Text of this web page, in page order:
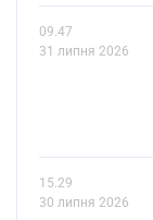
09.47
31 липня 2026
15.29
30 липня 2026